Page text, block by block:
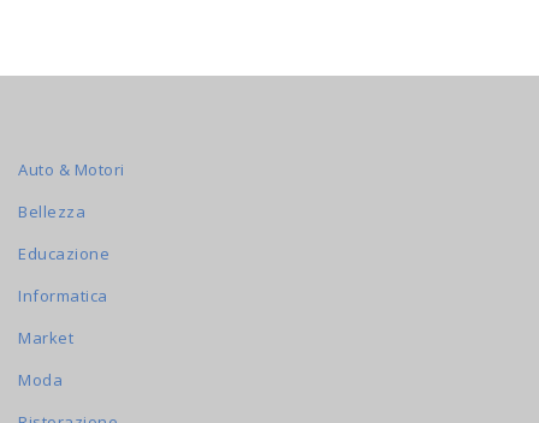
Auto & Motori
Bellezza
Educazione
Informatica
Market
Moda